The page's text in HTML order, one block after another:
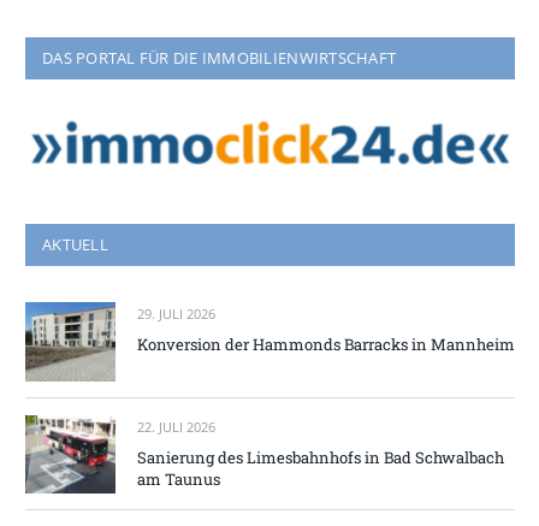
DAS PORTAL FÜR DIE IMMOBILIENWIRTSCHAFT
AKTUELL
29. JULI 2026
Konversion der Hammonds Barracks in Mannheim
22. JULI 2026
Sanierung des Limesbahnhofs in Bad Schwalbach
am Taunus